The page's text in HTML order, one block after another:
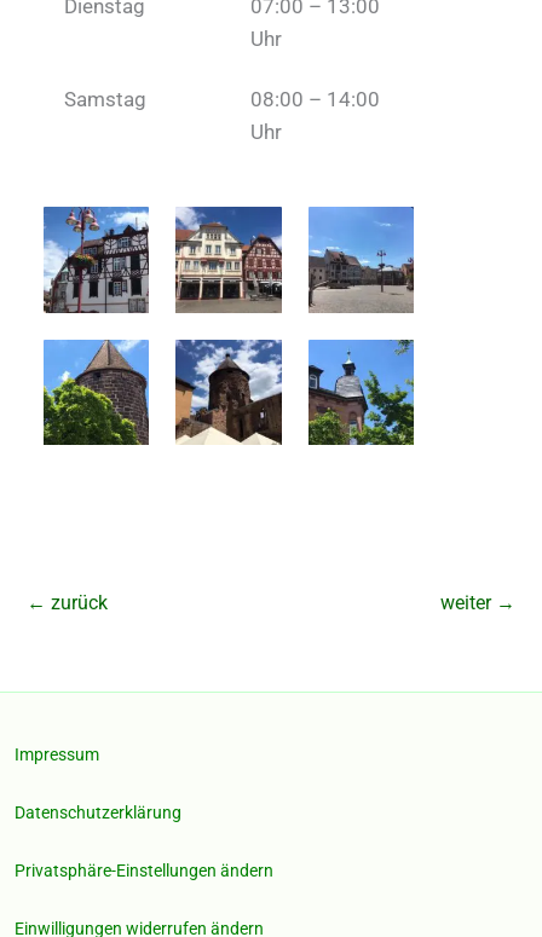
Dienstag
07:00 – 13:00
Uhr
Samstag
08:00 – 14:00
Uhr
← zurück weiter →
Impressum
Datenschutzerklärung
Privatsphäre-Einstellungen ändern
Einwilligungen widerrufen ändern